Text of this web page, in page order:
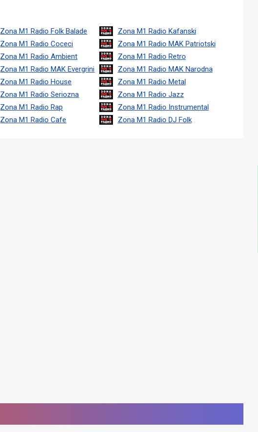
Zona M1 Radio Folk Balade
Zona M1 Radio Kafanski
Zona M1 Radio Coceci
Zona M1 Radio MAK Patriotski
Zona M1 Radio Ambient
Zona M1 Radio Retro
Zona M1 Radio MAK Evergrini
Zona M1 Radio MAK Narodna
Zona M1 Radio House
Zona M1 Radio Metal
Zona M1 Radio Seriozna
Zona M1 Radio Jazz
Zona M1 Radio Rap
Zona M1 Radio Instrumental
Zona M1 Radio Cafe Zona M1 Radio DJ Folk